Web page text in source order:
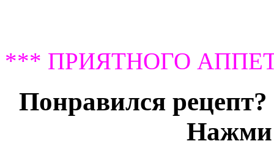
*** ПРИЯТНОГО
Понравился
Нажми